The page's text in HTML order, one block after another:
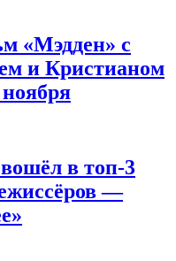
«Мэдден» с
и Кристианом
в топ-3
—